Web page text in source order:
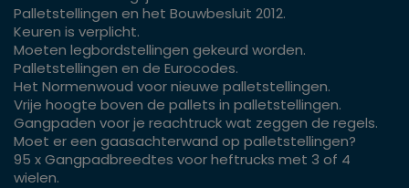
Palletstellingen en het Bouwbesluit 2012.
Keuren is verplicht.
Moeten legbordstellingen gekeurd worden.
Palletstellingen en de Eurocodes.
Het Normenwoud voor nieuwe palletstellingen.
Vrije hoogte boven de pallets in palletstellingen.
Gangpaden voor je reachtruck wat zeggen de regels.
Moet er een gaasachterwand op palletstellingen?
95 x Gangpadbreedtes voor heftrucks met 3 of 4
wielen.